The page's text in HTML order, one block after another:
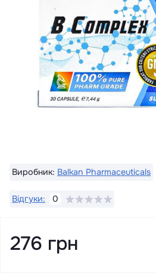
Виробник: Balkan Pharmaceuticals
Відгуки: 0
276 грн